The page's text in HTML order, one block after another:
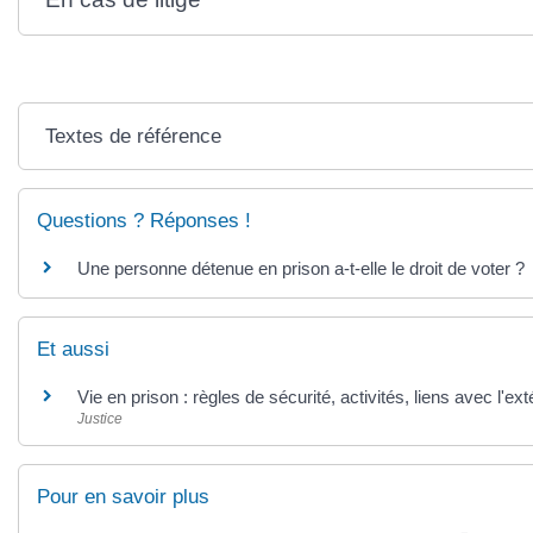
Textes de référence
Questions ? Réponses !
Une personne détenue en prison a-t-elle le droit de voter ?
Et aussi
Vie en prison : règles de sécurité, activités, liens avec
Justice
Pour en savoir plus